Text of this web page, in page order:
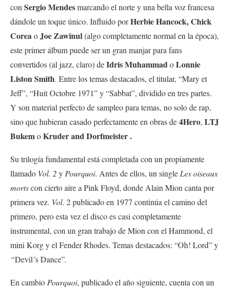
con Sergio Mendesmarcando el norte y una bella voz francesa
dándole un toque único. Influido porHerbie Hancock, Chick
CoreaoJoe Zawinul(algo completamente normal en la época),
este primer álbum puede ser un gran manjar para fans
convertidos (al jazz, claro) deIdris MuhammadoLonnie
Liston Smith. Entre los temas destacados, el titular, “Mary et
Jeff”, “Huit Octobre 1971”y “Sabbat”, dividido en tres partes.
Y son material perfecto de sampleo para temas, no solo de rap,
sino que hubieran casado perfectamente en obras de4Hero, LTJ
BukemoKruder and Dorfmeister .
Su trilogía fundamental está completada con un propiamente
llamado Vol. 2y Pourquoi. Antes de ellos, un single Les oiseaux
mortscon cierto aire a Pink Floyd, donde Alain Mion canta por
primera vez. Vol. 2 publicado en 1977 continúa el camino del
primero, pero esta vez el disco es casi completamente
instrumental, con un gran trabajo de Mion con el Hammond, el
mini Korg y el Fender Rhodes. Temas destacados: “Oh! Lord” y
“Devil´s Dance”.
En cambio Pourquoi, publicado el año siguiente, cuenta con un